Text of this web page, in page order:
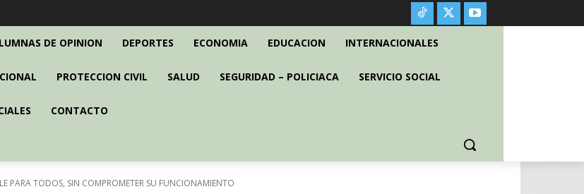
DE OPINION DEPORTES ECONOMIA EDUCACION INTERNACIONALES
PROTECCION CIVIL SALUD SEGURIDAD – POLICIACA SERVICIO SOCIAL
CONTACTO
PARA TODOS, SIN COMPROMETER SU FUNCIONAMIENTO